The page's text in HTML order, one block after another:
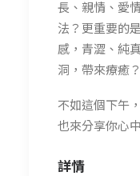
長、親情、愛
法？更重要的
感，青澀、純
洞，帶來療癒？
不如這個下午
也來分享你心
詳情